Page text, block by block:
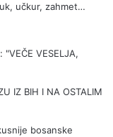
učkur, zahmet…
VESELJA,
IZ BIH I NA OSTALIM
bosanske